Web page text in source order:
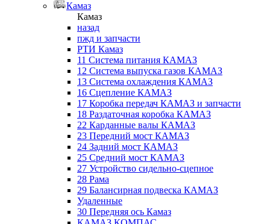
Камаз
Камаз
назад
пжд и запчасти
РТИ Камаз
11 Система питания КАМАЗ
12 Система выпуска газов КАМАЗ
13 Система охлаждения КАМАЗ
16 Сцепление КАМАЗ
17 Коробка передач КАМАЗ и запчасти
18 Раздаточная коробка КАМАЗ
22 Карданные валы КАМАЗ
23 Передний мост КАМАЗ
24 Задний мост КАМАЗ
25 Средний мост КАМАЗ
27 Устройство сидельно-сцепное
28 Рама
29 Балансирная подвеска КАМАЗ
Удаленные
30 Передняя ось Камаз